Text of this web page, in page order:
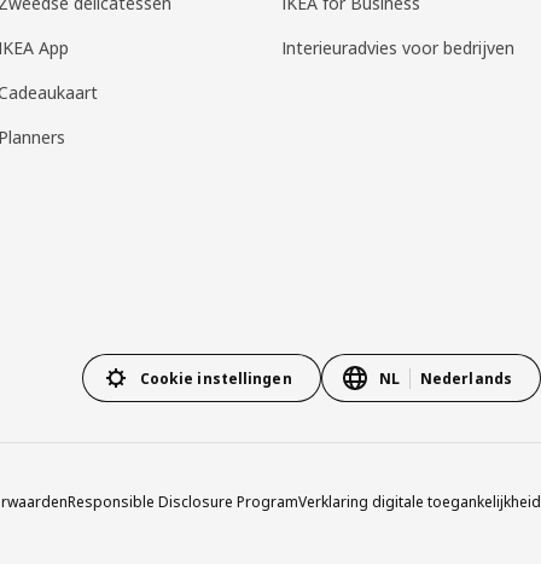
IKEA App
Planners
Interieuradvies voor bedrijven
Cookie instellingen NL Nederlands
Responsible Disclosure ProgramVerklaring digitale toegankelijkheid